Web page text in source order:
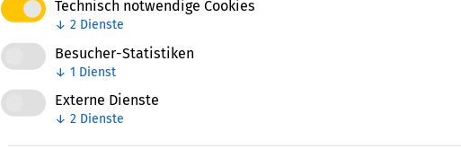
Technisch notwendige Cookies
↓ 2 Dienste
Besucher-Statistiken
↓ 1 Dienst
Externe Dienste
↓ 2 Dienste